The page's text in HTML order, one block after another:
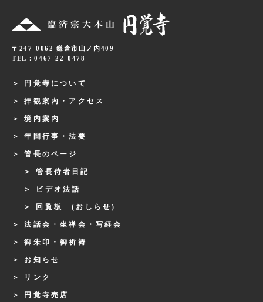
〒247-0062 鎌倉市山ノ内409
TEL：0467-22-0478
円覚寺について
拝観案内・アクセス
境内案内
年間行事・法要
管長のページ
管長侍者日記
ビデオ法話
回覧板 (おしらせ)
法話会・坐禅会・写経会
御朱印・御祈祷
お知らせ
リンク
円覚寺売店